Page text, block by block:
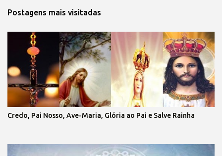
Postagens mais visitadas
Credo, Pai Nosso, Ave-Maria, Glória ao Pai e Salve Rainha